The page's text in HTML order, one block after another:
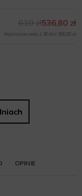
536,80 zł
610 zł
Najniższa cena z 30 dni: 500,20 zł
OPINIE